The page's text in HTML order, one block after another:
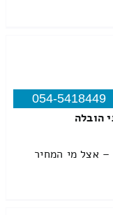
054-5418449
הובלה
– אצל מי המחיר